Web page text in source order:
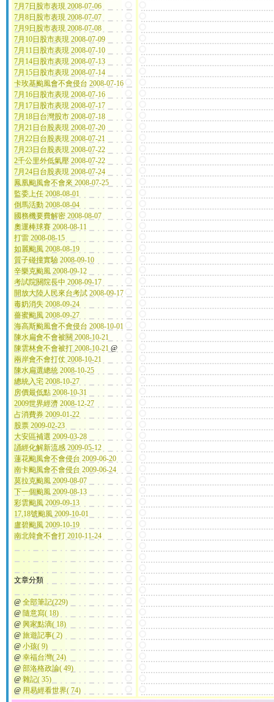
7月7日股市表現 2008-07-06
7月8日股市表現 2008-07-07
7月9日股市表現 2008-07-08
7月10日股市表現 2008-07-09
7月11日股市表現 2008-07-10
7月14日股市表現 2008-07-13
7月15日股市表現 2008-07-14
卡玫基颱風會不會侵台 2008-07-16
7月16日股市表現 2008-07-16
7月17日股市表現 2008-07-17
7月18日台灣股市 2008-07-18
7月21日台股表現 2008-07-20
7月22日台股表現 2008-07-21
7月23日台股表現 2008-07-22
2千公里外低氣壓 2008-07-22
7月24日台股表現 2008-07-24
鳳凰颱風會不會來 2008-07-25
監委上任 2008-08-01
倒馬活動 2008-08-04
國務機要費解密 2008-08-07
奧運棒球賽 2008-08-11
打雷 2008-08-15
如麗颱風 2008-08-19
質子碰撞實驗 2008-09-10
辛樂克颱風 2008-09-12
考試院關院長中 2008-09-17
開放大陸人民來台考試 2008-09-17
毒奶消失 2008-09-24
薔蜜颱風 2008-09-27
海高斯颱風會不會侵台 2008-10-01
陳水扁會不會被關 2008-10-21
陳雲林會不會被打 2008-10-21 @
兩岸會不會打仗 2008-10-21
陳水扁選總統 2008-10-25
總統入宅 2008-10-27
房價最低點 2008-10-31
2009世界經濟 2008-12-27
占消費券 2009-01-22
股票 2009-02-23
大安區補選 2009-03-28
誦經化解新流感 2009-05-12
蓮花颱風會不會侵台 2009-06-20
南卡颱風會不會侵台 2009-06-24
莫拉克颱風 2009-08-07
下一個颱風 2009-08-13
彩雲颱風 2009-09-13
17,18號颱風 2009-10-01
盧碧颱風 2009-10-19
南北韓會不會打 2010-11-24
文章分類
@ 全部筆記(229)
@ 隨意寫( 18)
@ 興家點滴( 18)
@ 旅遊記事( 2)
@ 小孩( 9)
@ 幸福台灣( 24)
@ 部洛格政論( 49)
@ 雜記( 35)
@ 用易經看世界( 74)